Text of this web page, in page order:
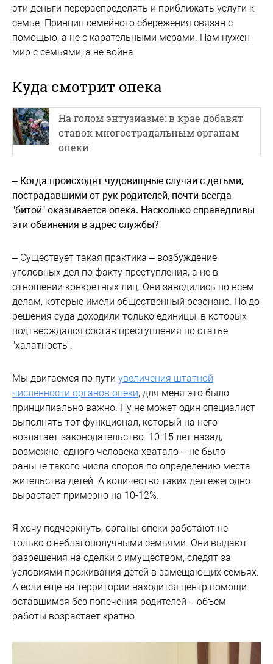
эти деньги перераспределять и приближать услуги к
семье. Принцип семейного сбережения связан с
помощью, а не с карательными мерами. Нам нужен
мир с семьями, а не война.
Куда смотрит опека
На голом энтузиазме: в крае добавят
ставок многострадальным органам
опеки
– Когда происходят чудовищные случаи с детьми,
пострадавшими от рук родителей, почти всегда
"битой" оказывается опека. Насколько справедливы
эти обвинения в адрес службы?
– Существует такая практика – возбуждение
уголовных дел по факту преступления, а не в
отношении конкретных лиц. Они заводились по всем
делам, которые имели общественный резонанс. Но до
решения суда доходили только единицы, в которых
подтверждался состав преступления по статье
"халатность".
Мы двигаемся по пути увеличения штатной
численности органов опеки, для меня это было
принципиально важно. Ну не может один специалист
выполнять тот функционал, который на него
возлагает законодательство. 10-15 лет назад,
возможно, одного человека хватало – не было
раньше такого числа споров по определению места
жительства детей. А количество таких дел ежегодно
вырастает примерно на 10-12%.
Я хочу подчеркнуть, органы опеки работают не
только с неблагополучными семьями. Они выдают
разрешения на сделки с имуществом, следят за
условиями проживания детей в замещающих семьях.
А если еще на территории находится центр помощи
оставшимся без попечения родителей – объем
работы возрастает кратно.